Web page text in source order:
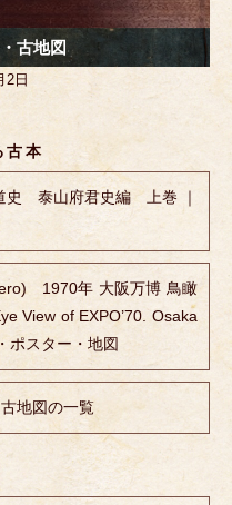
古地図
2日
古本
史 泰山府君史編 上巻 ｜
1970年 大阪万博 鳥瞰
View of EXPO’70. Osaka
ポスター・地図
地図の一覧